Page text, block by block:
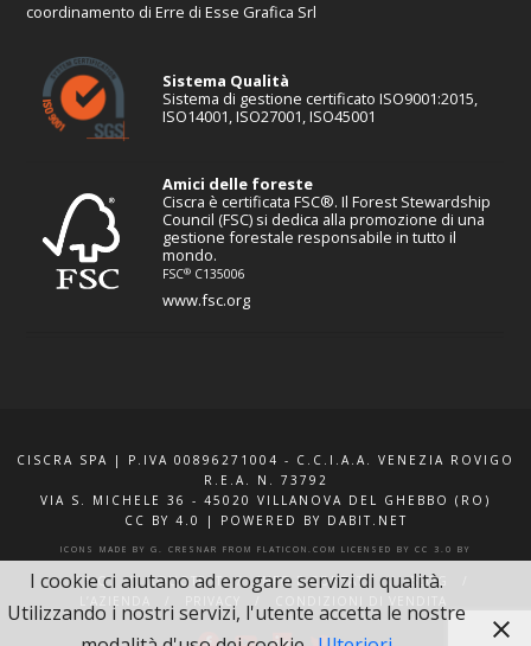
coordinamento di Erre di Esse Grafica Srl
Sistema Qualità
Sistema di gestione certificato ISO9001:2015,
ISO14001, ISO27001, ISO45001
Amici delle foreste
Ciscra è certificata FSC®. Il Forest Stewardship
Council (FSC) si dedica alla promozione di una
gestione forestale responsabile in tutto il
mondo.
FSC® C135006
www.fsc.org
CISCRA SPA | P.IVA 00896271004 - C.C.I.A.A. VENEZIA ROVIGO
R.E.A. N. 73792
VIA S. MICHELE 36 - 45020 VILLANOVA DEL GHEBBO (RO)
CC BY 4.0
| POWERED BY DABIT.NET
ICONS MADE BY G. CRESNAR FROM FLATICON.COM LICENSED BY CC 3.0 BY
F.A.Q. XQUOTE.IT INFO E CONTATTI
BLOG
I cookie ci aiutano ad erogare servizi di qualità.
Utilizzando i nostri servizi, l'utente accetta le nostre